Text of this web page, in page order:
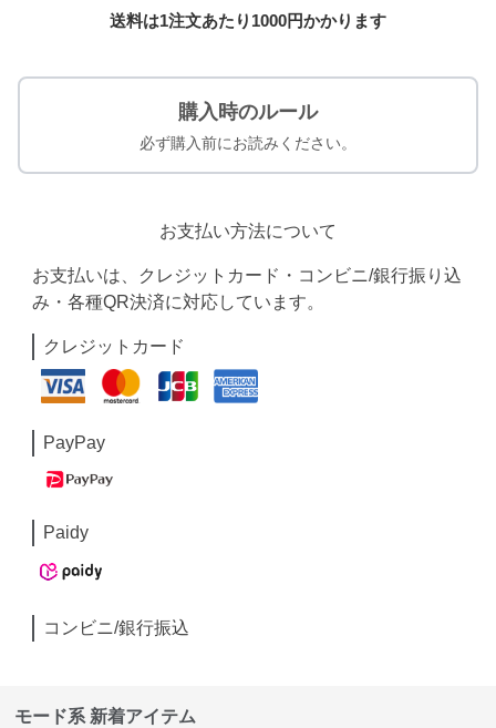
送料は1注文あたり 1000円かかります
購入時のルール
必ず購入前にお読みください。
お支払い方法について
お支払いは、クレジットカード・コンビニ/銀行振り込
み・各種QR決済に対応しています。
クレジットカード
PayPay
Paidy
コンビニ/銀行振込
モード系 新着アイテム